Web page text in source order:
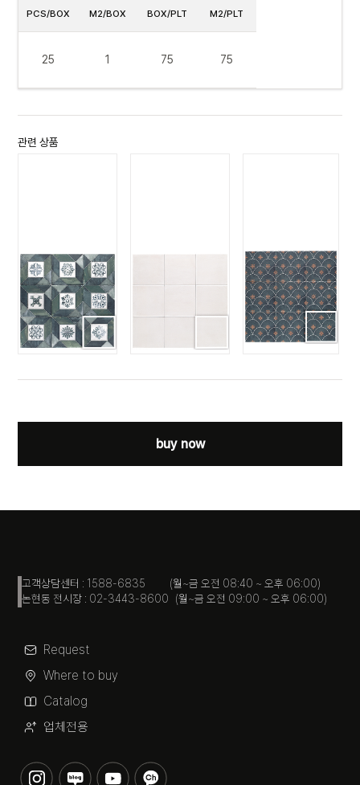
PCS/BOX
25
M2/BOX
1
BOX/PLT
75
M2/PLT
75
관련 상품
엘레강스 데코
블루그린
DECO
ELEGANCE
BLUE GREEN
엘레강스 글래머
GLAMOUR
buy now
고객상담센터 : 1588-6835 (월~금 오전 08:40 ~ 오후 06:00)
논현동 전시장 : 02-3443-8600 (월~금 오전 09:00 ~ 오후 06:00)
Request
Where to buy
Catalog
업체전용